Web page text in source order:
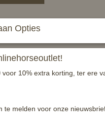
met recht mondstuk van
kinketting.
zijde glad, andere zijde ribbel.
beter door het paard
mond bevorderen wat kan
Lengte scharen: 160mm
3% ijzer
Opties
voor 10% extra korting, ter ere
te melden voor onze